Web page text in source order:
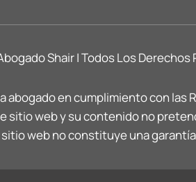
Shair | Todos Los
abogado en cumplimiento con
sitio web y su contenido no
web no constituye una